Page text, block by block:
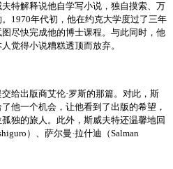
特解释说他自学写小说，独自摸索、万
1970年代初，他在约克大学度过了三年
尽快完成他的博士课程。与此同时，他
觉得小说糟糕透顶而放弃。
给出版商艾伦·罗斯的那篇。对此，斯
他一个机会，让他看到了出版的希望，
独的旅人。此外，斯威夫特还温馨地回
）、萨尔曼·拉什迪（Salman